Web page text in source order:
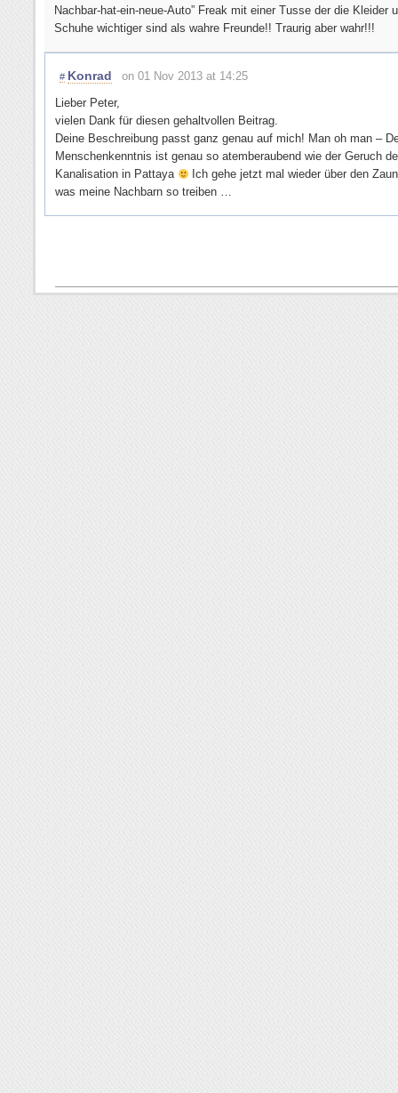
Nachbar-hat-ein-neue-Auto” Freak mit einer Tusse der die Kleider
Schuhe wichtiger sind als wahre Freunde!! Traurig aber wahr!!!
# Konrad
on 01 Nov 2013 at 14:25
Lieber Peter,
vielen Dank für diesen gehaltvollen Beitrag.
Deine Beschreibung passt ganz genau auf mich! Man oh man –
Menschenkenntnis ist genau so atemberaubend wie der Geruch
Kanalisation in Pattaya
Ich gehe jetzt mal wieder über den
was meine Nachbarn so treiben …